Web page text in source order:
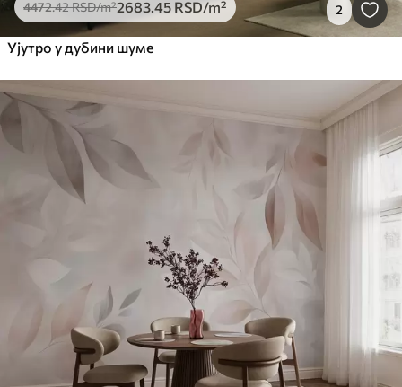
4472.42RSD/m²2683.45 RSD/m² 2
Ујутро у дубини шуме